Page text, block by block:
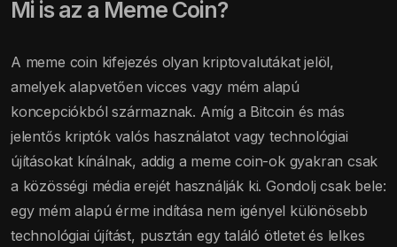
Mi is az a Meme Coin?
A meme coin kifejezés olyan kriptovalutákat jelöl,
amelyek alapvetően vicces vagy mém alapú
koncepciókból származnak. Amíg a Bitcoin és más
jelentős kriptók valós használatot vagy technológiai
újításokat kínálnak, addig a meme coin-ok gyakran csak
a közösségi média erejét használják ki. Gondolj csak bele:
egy mém alapú érme indítása nem igényel különösebb
technológiai újítást, pusztán egy találó ötletet és lelkes